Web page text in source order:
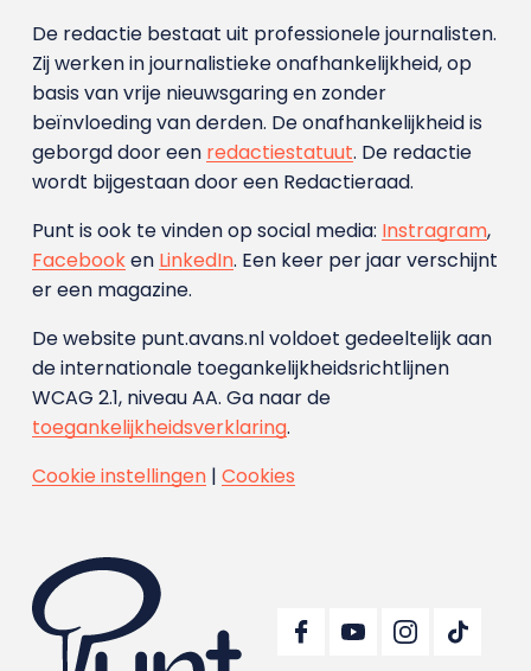
De redactie bestaat uit professionele journalisten.
Zij werken in journalistieke onafhankelijkheid, op
basis van vrije nieuwsgaring en zonder
beïnvloeding van derden. De onafhankelijkheid is
geborgd door een redactiestatuut. De redactie
wordt bijgestaan door een Redactieraad.
Punt is ook te vinden op social media: Instragram,
Facebooken LinkedIn. Een keer per jaar verschijnt
er een magazine.
De website punt.avans.nl voldoet gedeeltelijk aan
de internationale toegankelijkheidsrichtlijnen
WCAG 2.1, niveau AA. Ga naar de
toegankelijkheidsverklaring.
Cookie instellingen| Cookies